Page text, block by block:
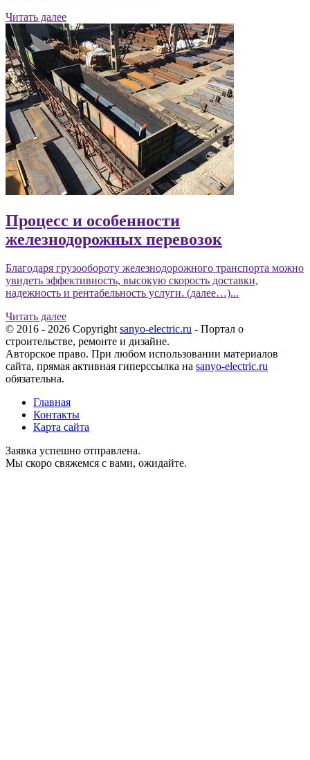
Читать далее
Процесс и особенности
железнодорожных перевозок
Благодаря грузообороту железнодорожного транспорта можно
увидеть эффективность, высокую скорость доставки,
надежность и рентабельность услуги. (далее…)...
Читать далее
© 2016 - 2026 Copyrightsanyo-electric.ru - Портал о
строительстве, ремонте и дизайне.
Авторское право. При любом использовании материалов
сайта, прямая активная гиперссылка на sanyo-electric.ru
обязательна.
Главная
Контакты
Карта сайта
Заявка успешно отправлена.
Мы скоро свяжемся с вами, ожидайте.